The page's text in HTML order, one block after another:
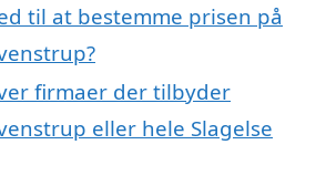
til at bestemme prisen på
firmaer der tilbyder
eller hele Slagelse